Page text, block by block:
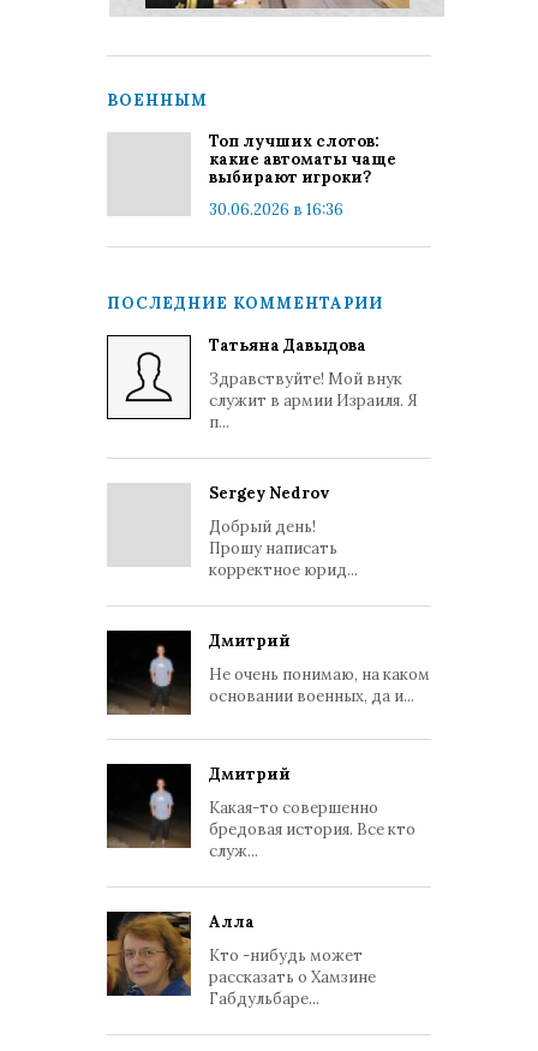
ВОЕННЫМ
Топ лучших слотов:
какие автоматы чаще
выбирают игроки?
30.06.2026 в 16:36
ПОСЛЕДНИЕ КОММЕНТАРИИ
Татьяна Давыдова
Здравствуйте! Мой внук
служит в армии Израиля. Я
п...
Sergey Nedrov
Добрый день!
Прошу написать
корректное юрид...
Дмитрий
Не очень понимаю, на каком
основании военных, да и...
Дмитрий
Какая-то совершенно
бредовая история. Все кто
служ...
Алла
Кто -нибудь может
рассказать о Хамзине
Габдульбаре...